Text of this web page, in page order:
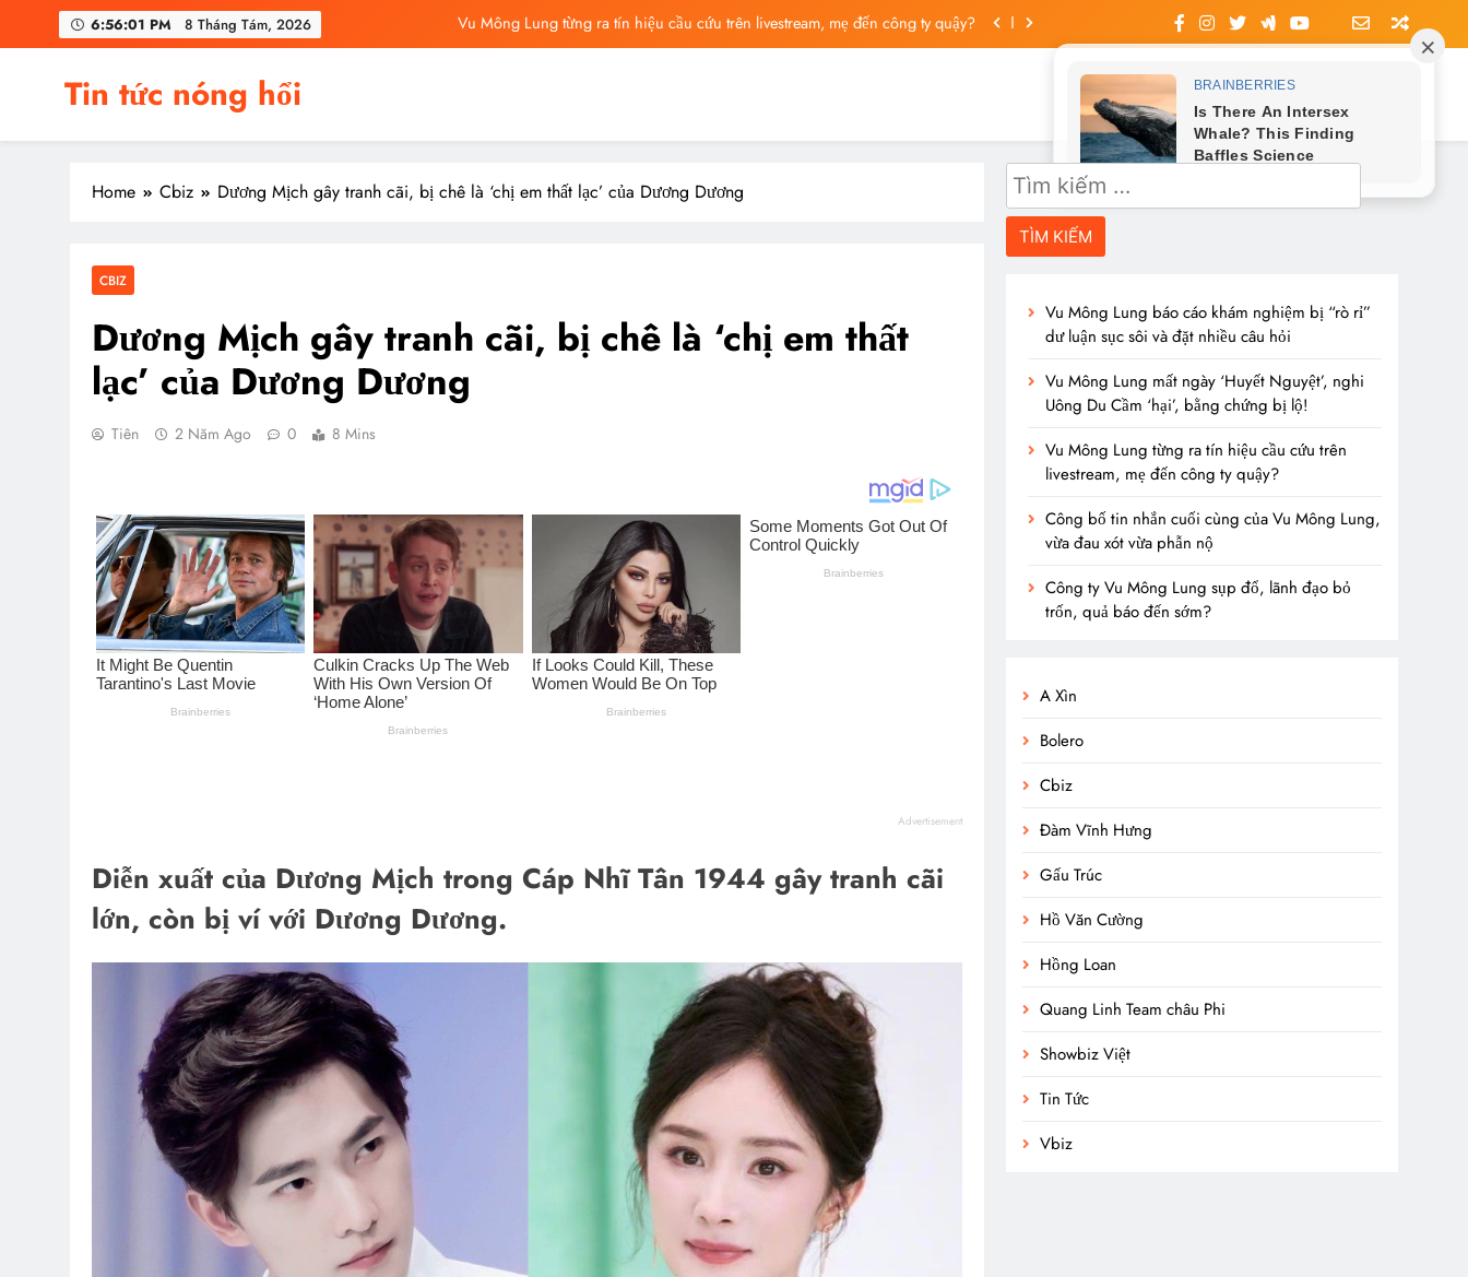
6:56:03 PM 8 Tháng Tám, 2026
Công bố tin nhắn cuối cùng của Vu Mông Lung, vừa đau xót vừa phẫn nộ
Công bố tin nhắn cuối cùng của Vu Mông Lung, vừa đau xót vừa phẫn nộ
Tin tức nóng hổi
Home Cbiz Dương Mịch gây tranh cãi, bị chê là ‘chị em thất lạc’ của Dương Dương
CBIZ
Dương Mịch gây tranh cãi, bị chê là ‘chị em thất
lạc’ của Dương Dương
Tiên 2 Năm Ago 0 8 Mins
Advertisement
Diễn xuất của Dương Mịch trong Cáp Nhĩ Tân 1944 gây tranh cãi
lớn, còn bị ví với Dương Dương.
Tìm
kiếm
cho:
Vu Mông Lung báo cáo khám nghiệm bị “rò rỉ”
dư luận sục sôi và đặt nhiều câu hỏi
Vu Mông Lung mất ngày ‘Huyết Nguyệt’, nghi
Uông Du Cầm ‘hại’, bằng chứng bị lộ!
Vu Mông Lung từng ra tín hiệu cầu cứu trên
livestream, mẹ đến công ty quậy?
Công bố tin nhắn cuối cùng của Vu Mông Lung,
vừa đau xót vừa phẫn nộ
Công ty Vu Mông Lung sụp đổ, lãnh đạo bỏ
trốn, quả báo đến sớm?
A Xìn
Bolero
Cbiz
Đàm Vĩnh Hưng
Gấu Trúc
Hồ Văn Cường
Hồng Loan
Quang Linh Team châu Phi
Showbiz Việt
Tin Tức
Vbiz